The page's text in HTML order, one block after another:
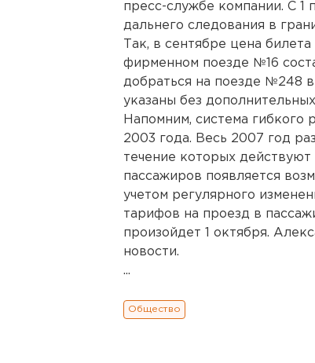
пресс-службе компании. С 1
дальнего следования в
Так, в сентябре цена
фирменном поезде №16
добраться на поезде №248
указаны без
Напомним, система гибкого
2003 года. Весь 2007 год
течение которых
пассажиров появляется
учетом регулярного
тарифов на проезд в
произойдет 1 октября.
новости.
...
Общество